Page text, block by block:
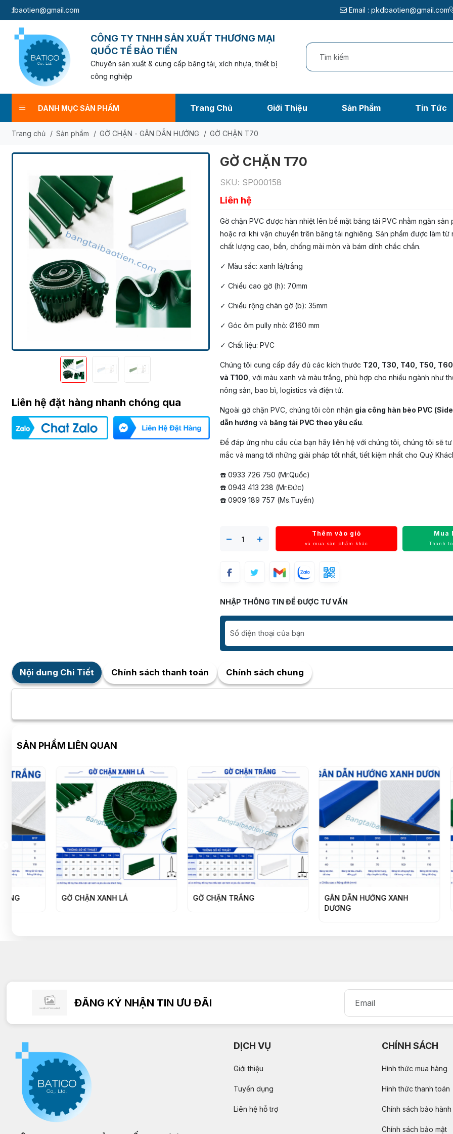
Email : pkdbaotien@gmail.com
CÔNG TY TNHH SẢN XUẤT THƯƠNG MẠI
QUỐC TẾ BẢO TIẾN
Chuyên sản xuất & cung cấp băng tải, xích nhựa, thiết bị
công nghiệp
DANH MỤC SẢN PHẨM Trang Chủ Giới Thiệu Sản Phẩm Tin Tức
Trang chủ / Sản phẩm / GỜ CHẶN - GÂN DẪN HƯỚNG / GỜ CHẶN T70
Liên hệ đặt hàng nhanh chóng qua
GỜ CHẶN T70
SKU: SP000158
Liên hệ
Gờ chặn PVC được hàn nhiệt lên bề mặt băng tải PVC nhằm ngăn sản
hoặc rơi khi vận chuyển trên băng tải nghiêng. Sản phẩm được làm từ
chất lượng cao, bền, chống mài mòn và bám dính chắc chắn.
✓ Màu sắc: xanh lá/trắng
✓ Chiều cao gờ (h): 70mm
✓ Chiều rộng chân gờ (b): 35mm
✓ Góc ôm pully nhỏ: Ø160 mm
✓ Chất liệu: PVC
Chúng tôi cung cấp đầy đủ các kích thước T20, T30, T40, T50,
và T100 , với màu xanh và màu trắng, phù hợp cho nhiều ngành như
nông sản, bao bì, logistics và điện tử.
Ngoài gờ chặn PVC, chúng tôi còn nhận gia công hàn bèo PVC
dẫn hướng và băng tải PVC theo yêu cầu.
Để đáp ứng nhu cầu của bạn hãy liên hệ với chúng tôi, chúng tôi sẽ tư
mắc và mang tới những giải pháp tốt nhất, tiết kiệm nhất cho Quý
☎️ 0933 726 750 (Mr.Quốc)
☎️ 0943 413 238 (Mr.Đức)
☎️ 0909 189 757 (Ms.Tuyền)
Thêm vào giỏ
và mua sản phẩm khác
Mua
Thanh
NHẬP THÔNG TIN ĐỂ ĐƯỢC TƯ VẤN
Nội dung Chi Tiết Chính sách thanh toán Chính sách chung
SẢN PHẨM LIÊN QUAN
GỜ CHẶN XANH LÁ GỜ CHẶN TRẮNG
GÂN DẪN HƯỚNG XANH
GÂN
ĐĂNG KÝ NHẬN TIN ƯU ĐÃI
DỊCH VỤ
Giới thiệu
Tuyển dụng
Liên hệ hỗ trợ
CHÍNH SÁCH
Hình thức mua hàng
Hình thức thanh toán
Chính sách bảo hành
Chính sách bảo mật